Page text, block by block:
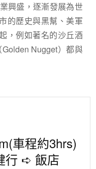
興盛，逐漸發展為世
的歷史與黑幫、美軍
，例如著名的沙丘酒
Nugget）都與
車程約3hrs)
行 ➪ 飯店